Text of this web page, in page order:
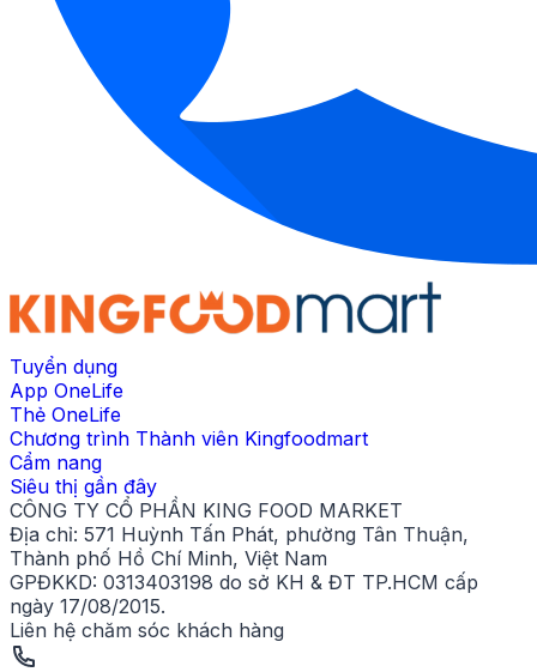
Tuyển dụng
App OneLife
Thẻ OneLife
Chương trình Thành viên Kingfoodmart
Cẩm nang
Siêu thị gần đây
CÔNG TY CỔ PHẦN KING FOOD MARKET
Địa chỉ: 571 Huỳnh Tấn Phát, phường Tân Thuận,
Thành phố Hồ Chí Minh, Việt Nam
GPĐKKD: 0313403198 do sở KH & ĐT TP.HCM cấp
ngày 17/08/2015.
Liên hệ chăm sóc khách hàng